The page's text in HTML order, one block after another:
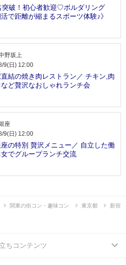
突破！初心者歓迎♡ボルダリング
活で距離が縮まるスポーツ体験♪》
野坂上
9(日) 12:00
直結の焼き肉レストラン／ チキン,肉
ど贅沢なおしゃれランチ会
座
9(日) 12:00
座の特別 贅沢メニュー／ 自立した働
女でグループランチ交流
関東の街コン・趣味コン 東京都 新宿
ちコンテンツ